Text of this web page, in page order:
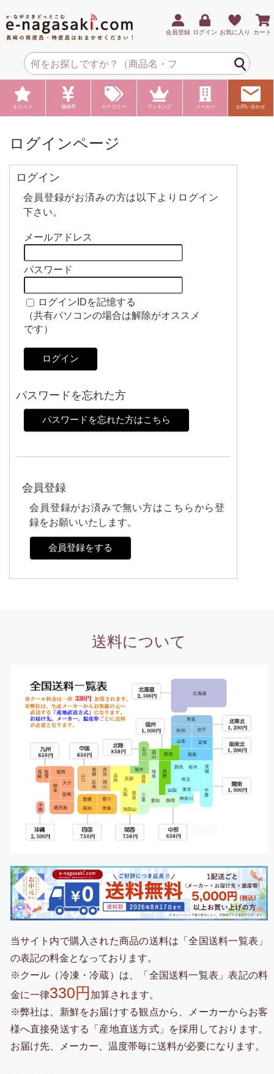
会員登録 ログイン お気に入り カート
オススメ 価格帯 カテゴリー ランキング メーカー お問い合わせ
ログインページ
ログイン
会員登録がお済みの方は以下よりログイン
下さい。
メールアドレス
パスワード
ログインIDを記憶する
（共有パソコンの場合は解除がオススメ
です）
ログイン
パスワードを忘れた方
パスワードを忘れた方はこちら
会員登録
会員登録がお済みで無い方はこちらから登
録をお願いいたします。
会員登録をする
送料について
当サイト内で購入された商品の送料は「全国送料一覧表」
の表記の料金となっております。
※クール（冷凍・冷蔵）は、「全国送料一覧表」表記の料
金に一律330円 加算されます。
※弊社は、新鮮をお届けする観点から、メーカーからお客
様へ直接発送する「産地直送方式」を採用しております。
お届け先、メーカー、温度帯毎に送料が必要になります。